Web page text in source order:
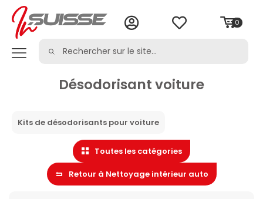
0
Désodorisant voiture
Kits de désodorisants pour voiture
Toutes les catégories
Retour à Nettoyage intérieur auto